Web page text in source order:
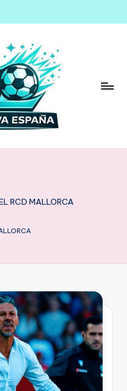
RCD MALLORCA